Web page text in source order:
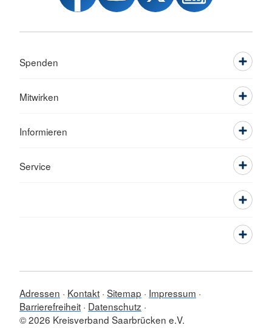
Spenden
Mitwirken
Informieren
Service
Adressen Kontakt Sitemap
Impressum
Barrierefreiheit Datenschutz
© 2026 Kreisverband Saarbrücken e.V.